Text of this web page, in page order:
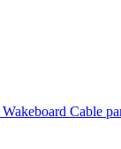
Wakeboard Cable